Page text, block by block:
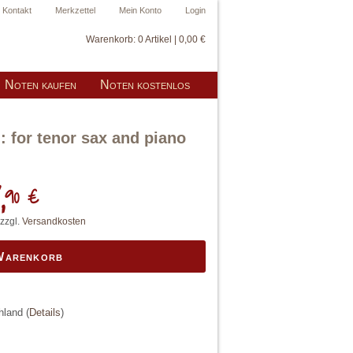
Login
Mein Konto
Merkzettel
Kontakt
Warenkorb: 0 Artikel | 0,00 €
Noten kaufen Noten kostenlos
for tenor sax and piano
90 €
Versandkosten
(Details)